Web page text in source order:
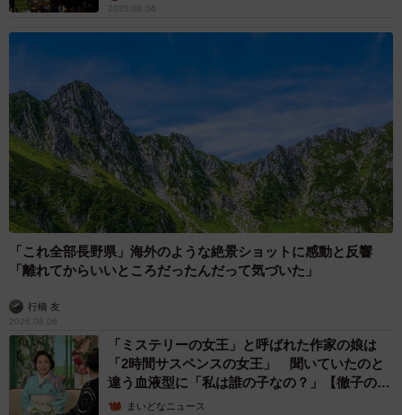
2026.08.06
「これ全部長野県」海外のような絶景ショットに感動と反響
「離れてからいいところだったんだって気づいた」
行橋 友
2026.08.06
「ミステリーの女王」と呼ばれた作家の娘は
「2時間サスペンスの女王」 聞いていたのと
違う血液型に「私は誰の子なの？」【徹子の部
屋】まいどなニュース